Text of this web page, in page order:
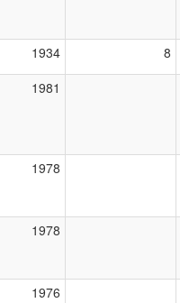
1934 8
1981
1978
1978
1976